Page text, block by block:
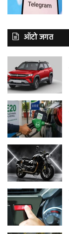
ऑटो जगत